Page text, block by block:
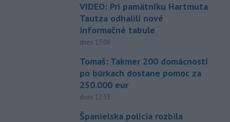
VIDEO: Pri pamätníku Hartmuta
Tautza odhalili nové
informačné tabule
dnes 13:06
Tomaš: Takmer 200 domácností
po búrkach dostane pomoc za
250.000 eur
dnes 12:53
Španielska polícia rozbila